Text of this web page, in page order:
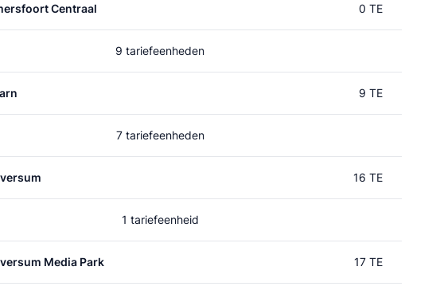
Centraal 0 TE
9 tariefeenheden
9 TE
7 tariefeenheden
16 TE
1 tariefeenheid
Media Park 17 TE